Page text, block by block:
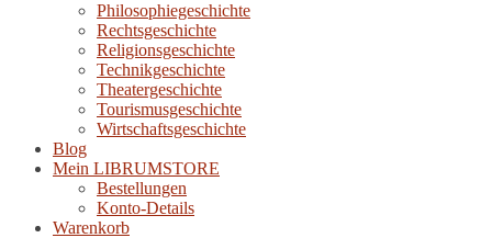
Philosophiegeschichte
Rechtsgeschichte
Religionsgeschichte
Technikgeschichte
Theatergeschichte
Tourismusgeschichte
Wirtschaftsgeschichte
Blog
Mein LIBRUMSTORE
Bestellungen
Konto-Details
Warenkorb